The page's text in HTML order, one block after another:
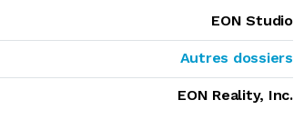
EON Studio
Autres dossiers
EON Reality, Inc.